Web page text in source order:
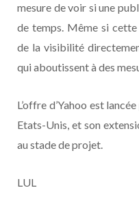
mesure de voir si une
de temps. Même si
de la visibilité
qui aboutissent à des
L’offre d’Yahoo est
Etats-Unis, et son
au stade de projet.
LUL